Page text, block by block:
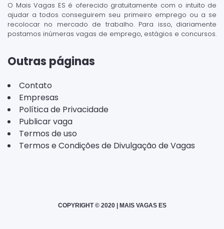
O Mais Vagas ES é oferecido gratuitamente com o intuito de
ajudar a todos conseguirem seu primeiro emprego ou a se
recolocar no mercado de trabalho. Para isso, diariamente
postamos inúmeras vagas de emprego, estágios e concursos.
Outras páginas
Contato
Empresas
Política de Privacidade
Publicar vaga
Termos de uso
Termos e Condições de Divulgação de Vagas
COPYRIGHT © 2020 | MAIS VAGAS ES